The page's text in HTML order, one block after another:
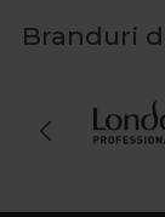
Branduri